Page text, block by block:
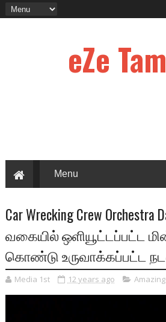
eZe
Car Wrecking Crew Orchestra
வகையில் ஒளியூட்டப்பட்ட
கொண்டு உருவாக்கப்பட்ட
Media 1st 12 years ago